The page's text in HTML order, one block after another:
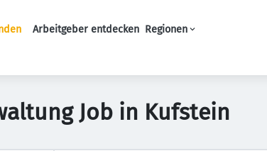
Arbeitgeber entdecken Regionen
Job in Kufstein